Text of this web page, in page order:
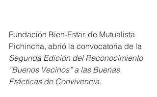
Fundación Bien-Estar, de Mutualista
Pichincha, abrió la convocatoria de la
Segunda Edición del Reconocimiento
“Buenos Vecinos” a las Buenas
Prácticas de Convivencia.